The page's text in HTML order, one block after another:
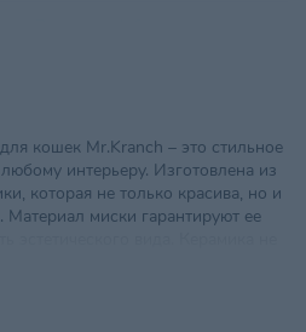
Керамика
370 мл
кошек Mr.Kranch – это стильное
интерьеру. Изготовлена из
которая не только красива, но и
Материал миски гарантируют ее
или взрослых кошек. Можно